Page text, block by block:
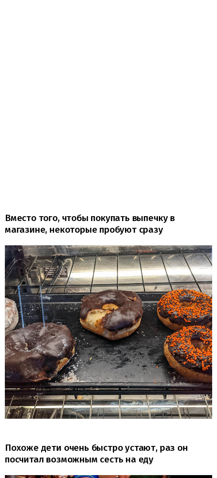
Вместо того, чтобы покупать выпечку в
магазине, некоторые пробуют сразу
Похоже дети очень быстро устают, раз он
посчитал возможным сесть на еду